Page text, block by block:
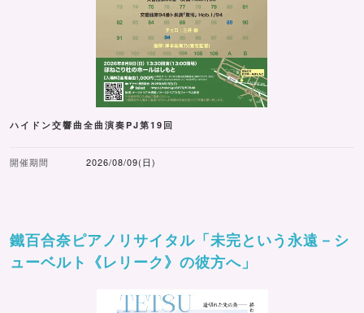
ハイドン交響曲全曲演奏PJ第19回
開催期間 2026/08/09(日)
鐵百合奈ピアノリサイタル「未完という永遠－シ
ューベルト《レリーク》の彼方へ」